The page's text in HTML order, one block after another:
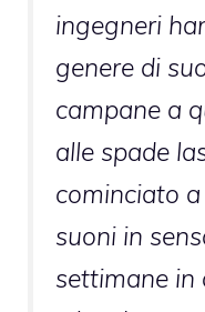
ingegneri
genere di
campane a
alle spade
cominciato
suoni in
settimane in